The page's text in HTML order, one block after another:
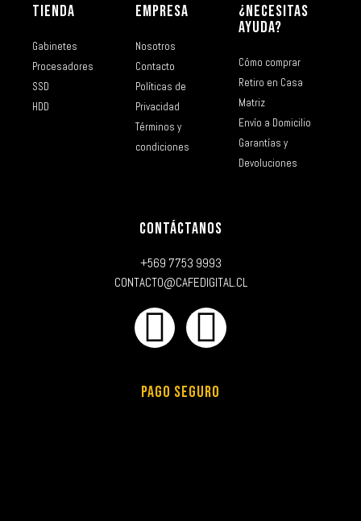
TIENDA
Gabinetes
Procesadores
SSD
HDD
EMPRESA
Nosotros
Contacto
Políticas de
Privacidad
Términos y
condiciones
¿NECESITAS
AYUDA?
Cómo comprar
Retiro en Casa
Matriz
Envío a Domicilio
Garantías y
Devoluciones
CONTÁCTANOS
+569 7753 9993
CONTACTO@CAFEDIGITAL.CL
PAGO SEGURO